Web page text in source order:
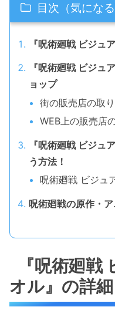
目次（気にな
『呪術廻戦 ビジュ
『呪術廻戦 ビジュ
ョップ
街の販売店の取
WEB上の販売店
『呪術廻戦 ビジュ
う方法！
呪術廻戦 ビジュ
呪術廻戦の原作・
『呪術廻戦
オル』の詳細